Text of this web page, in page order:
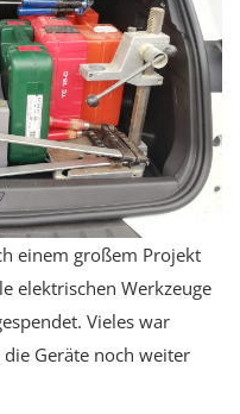
einem großem Projekt
elektrischen Werkzeuge
Vieles war
Geräte noch weiter